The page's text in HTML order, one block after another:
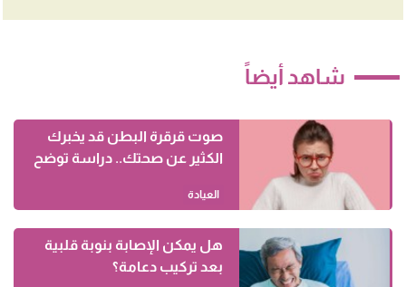
شاهد أيضاً
صوت قرقرة البطن قد يخبرك
الكثير عن صحتك.. دراسة توضح
العيادة
هل يمكن الإصابة بنوبة قلبية
بعد تركيب دعامة؟